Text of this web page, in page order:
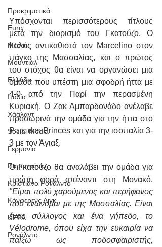
Προκριματικά
Euro
Μέσσι
Μουντιάλ
Ελλάδα
Ιταλία
Χάαλαντ
Social Media
Γερμανία
Παρασκήνιο
Κριστιάνο Ρονάλντο
Κόνφερενς Λιγκ
UEFA
Ρονάλντο
Υπόσχονται περισσότερους τίτλους
μετά την διορισμό του Γκατούζο. Ο
Ιταλός αντικαθιστά τον Marcelino στον
πάγκο της Μασσαλίας, και ο πρώτος
του στόχος θα είναι να οργανώσει μια
ομάδα που υπέστη μια σφοδρή ήττα με
4-0 από την Παρί την περασμένη
Κυριακή. Ο Ζακ Αμπαρδονάδο ανέλαβε
προσωρινά την ομάδα για την ήττα στο
Parc des Princes και για την ισοπαλία 3-
3 με τον Άγιαξ.
Ο Γκατούζο θα αναλάβει την ομάδα για
"Είμαι πολύ χαρούμενος και περήφανος
που ενώνομαι με της Μασσαλίας. Είναι
ένας σύλλογος και ένα γήπεδο, το
Vélodrome, όπου είχα την ευκαιρία να
παίξω ως ποδοσφαιριστής,